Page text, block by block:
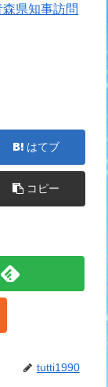
はてブ
コピー
tutti1990